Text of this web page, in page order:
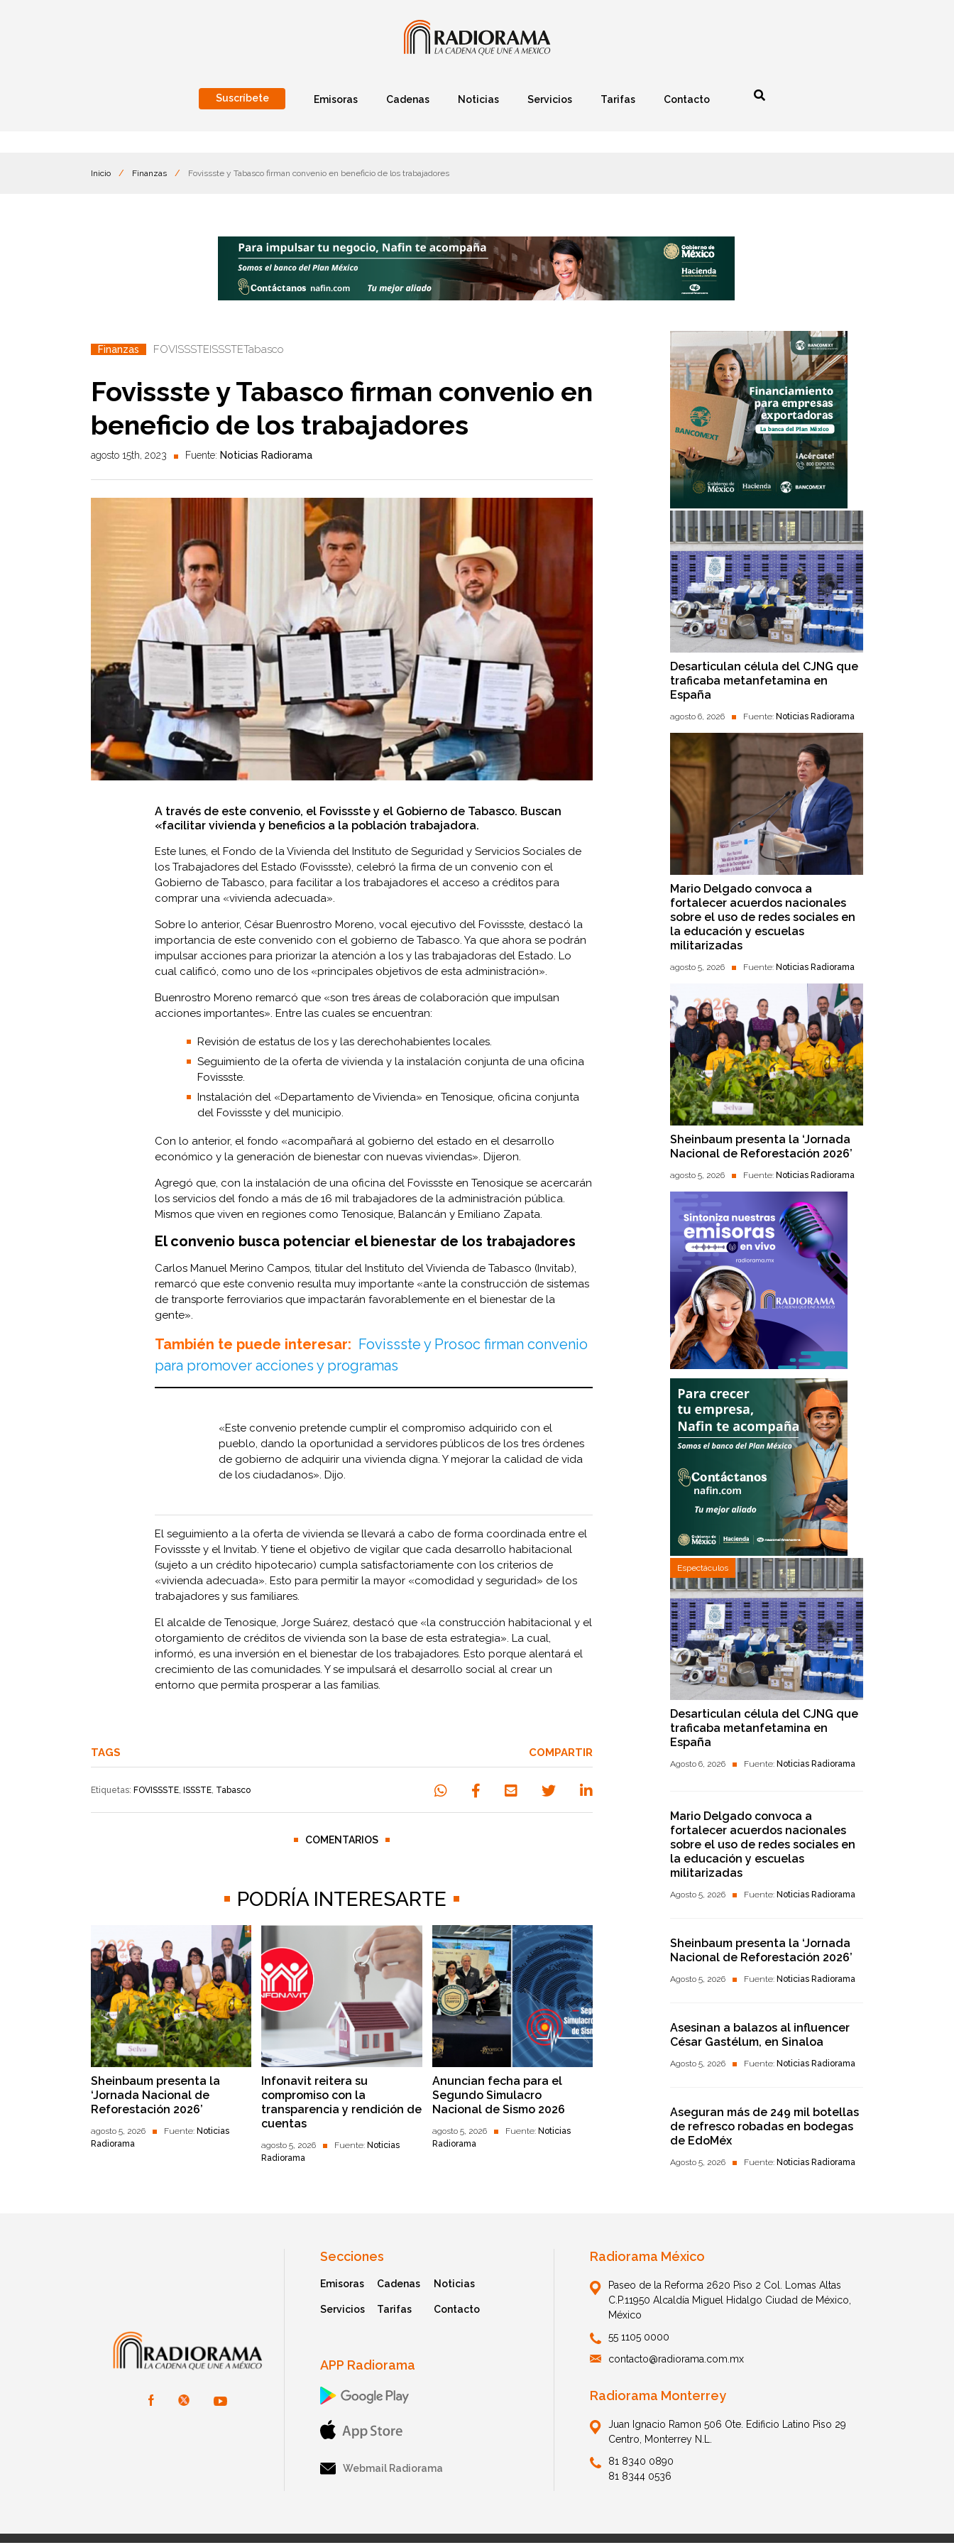
Suscríbete Emisoras Cadenas Noticias Servicios Tarifas Contacto
Inicio / Finanzas / Fovissste y Tabasco firman convenio en beneficio de los trabajadores
Finanzas FOVISSSTEISSSTETabasco
Fovissste y Tabasco firman convenio en
beneficio de los trabajadores
agosto 15th, 2023 Fuente: Noticias Radiorama
A través de este convenio, el Fovissste y el Gobierno de Tabasco. Buscan
«facilitar vivienda y beneficios a la población trabajadora.
Este lunes, el Fondo de la Vivienda del Instituto de Seguridad y Servicios Sociales de
los Trabajadores del Estado (Fovissste), celebró la firma de un convenio con el
Gobierno de Tabasco, para facilitar a los trabajadores el acceso a créditos para
comprar una «vivienda adecuada».
Sobre lo anterior, César Buenrostro Moreno, vocal ejecutivo del Fovissste, destacó la
importancia de este convenido con el gobierno de Tabasco. Ya que ahora se podrán
impulsar acciones para priorizar la atención a los y las trabajadoras del Estado. Lo
cual calificó, como uno de los «principales objetivos de esta administración».
Buenrostro Moreno remarcó que «son tres áreas de colaboración que impulsan
acciones importantes». Entre las cuales se encuentran:
Revisión de estatus de los y las derechohabientes locales.
Seguimiento de la oferta de vivienda y la instalación conjunta de una oficina
Fovissste.
Instalación del «Departamento de Vivienda» en Tenosique, oficina conjunta
del Fovissste y del municipio.
Con lo anterior, el fondo «acompañará al gobierno del estado en el desarrollo
económico y la generación de bienestar con nuevas viviendas». Dijeron.
Agregó que, con la instalación de una oficina del Fovissste en Tenosique se acercarán
los servicios del fondo a más de 16 mil trabajadores de la administración pública.
Mismos que viven en regiones como Tenosique, Balancán y Emiliano Zapata.
El convenio busca potenciar el bienestar de los trabajadores
Carlos Manuel Merino Campos, titular del Instituto del Vivienda de Tabasco (Invitab),
remarcó que este convenio resulta muy importante «ante la construcción de sistemas
de transporte ferroviarios que impactarán favorablemente en el bienestar de la
gente».
También te puede interesar: Fovissste y Prosoc firman convenio
para promover acciones y programas
«Este convenio pretende cumplir el compromiso adquirido con el
pueblo, dando la oportunidad a servidores públicos de los tres órdenes
de gobierno de adquirir una vivienda digna. Y mejorar la calidad de vida
de los ciudadanos». Dijo.
El seguimiento a la oferta de vivienda se llevará a cabo de forma coordinada entre el
Fovissste y el Invitab. Y tiene el objetivo de vigilar que cada desarrollo habitacional
(sujeto a un crédito hipotecario) cumpla satisfactoriamente con los criterios de
«vivienda adecuada». Esto para permitir la mayor «comodidad y seguridad» de los
trabajadores y sus familiares.
El alcalde de Tenosique, Jorge Suárez, destacó que «la construcción habitacional y el
otorgamiento de créditos de vivienda son la base de esta estrategia». La cual,
informó, es una inversión en el bienestar de los trabajadores. Esto porque alentará el
crecimiento de las comunidades. Y se impulsará el desarrollo social al crear un
entorno que permita prosperar a las familias.
TAGS
Etiquetas: FOVISSSTE ISSSTE Tabasco
COMPARTIR
COMENTARIOS
PODRÍA INTERESARTE
Sheinbaum presenta la
‘Jornada Nacional de
Reforestación 2026’
agosto 5, 2026 Fuente: Noticias
Radiorama
Infonavit reitera su
compromiso con la
transparencia y rendición de
cuentas
agosto 5, 2026 Fuente:Noticias
Radiorama
Anuncian fecha para el
Segundo Simulacro
Nacional de Sismo 2026
agosto 5, 2026 Fuente: Noticias
Radiorama
Desarticulan célula del CJNG que
traficaba metanfetamina en
España
agosto 6, 2026 Fuente: Noticias Radiorama
Mario Delgado convoca a
fortalecer acuerdos nacionales
sobre el uso de redes sociales en
la educación y escuelas
militarizadas
agosto 5, 2026 Fuente: Noticias Radiorama
Sheinbaum presenta la ‘Jornada
Nacional de Reforestación 2026’
agosto 5, 2026 Fuente: Noticias Radiorama
Espectáculos
Desarticulan célula del CJNG que
traficaba metanfetamina en
España
Agosto 6, 2026 Fuente: Noticias Radiorama
Mario Delgado convoca a
fortalecer acuerdos nacionales
sobre el uso de redes sociales en
la educación y escuelas
militarizadas
Agosto 5, 2026 Fuente: Noticias Radiorama
Sheinbaum presenta la ‘Jornada
Nacional de Reforestación 2026’
Agosto 5, 2026 Fuente: Noticias Radiorama
Asesinan a balazos al influencer
César Gastélum, en Sinaloa
Agosto 5, 2026 Fuente: Noticias Radiorama
Aseguran más de 249 mil botellas
de refresco robadas en bodegas
de EdoMéx
Agosto 5, 2026 Fuente: Noticias Radiorama
Secciones
Emisoras Cadenas Noticias
Servicios Tarifas Contacto
APP Radiorama
Webmail Radiorama
Radiorama México
Paseo de la Reforma 2620 Piso 2 Col. Lomas Altas
C.P.11950 Alcaldía Miguel Hidalgo Ciudad de México,
México
55 1105 0000
contacto@radiorama.com.mx
Radiorama Monterrey
Juan Ignacio Ramon 506 Ote. Edificio Latino Piso 29
Centro, Monterrey N.L.
81 8340 0890
81 8344 0536